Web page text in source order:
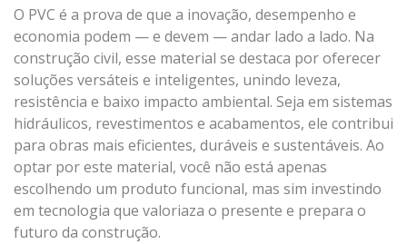
O PVC é a prova de que a inovação, desempenho e
economia podem — e devem — andar lado a lado. Na
construção civil, esse material se destaca por oferecer
soluções versáteis e inteligentes, unindo leveza,
resistência e baixo impacto ambiental. Seja em sistemas
hidráulicos, revestimentos e acabamentos, ele contribui
para obras mais eficientes, duráveis e sustentáveis. Ao
optar por este material, você não está apenas
escolhendo um produto funcional, mas sim investindo
em tecnologia que valoriaza o presente e prepara o
futuro da construção.